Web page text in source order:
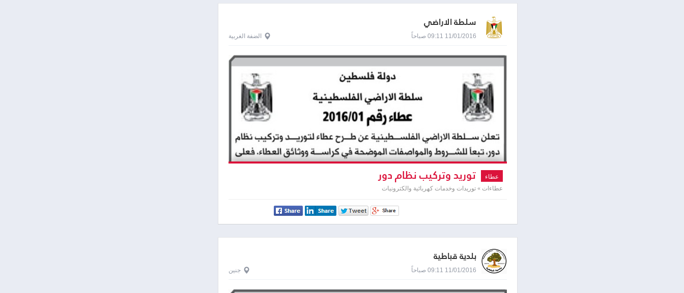
سلطة الاراضي
11/01/2016 09:11 صباحاً الضفة الغربية
عطاء توريد وتركيب نظام دور
عطاءات » توريدات وخدمات كهربائية والكترونيات
بلدية قباطية
11/01/2016 09:11 صباحاً جنين